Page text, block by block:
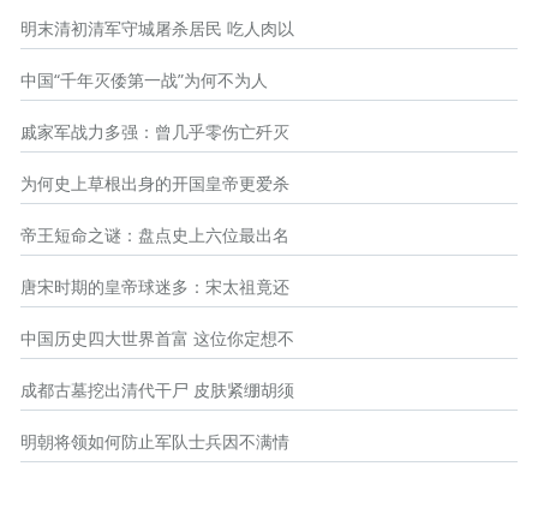
明末清初清军守城屠杀居民 吃人肉以
中国“千年灭倭第一战”为何不为人
戚家军战力多强：曾几乎零伤亡歼灭
为何史上草根出身的开国皇帝更爱杀
帝王短命之谜：盘点史上六位最出名
唐宋时期的皇帝球迷多：宋太祖竟还
中国历史四大世界首富 这位你定想不
成都古墓挖出清代干尸 皮肤紧绷胡须
明朝将领如何防止军队士兵因不满情